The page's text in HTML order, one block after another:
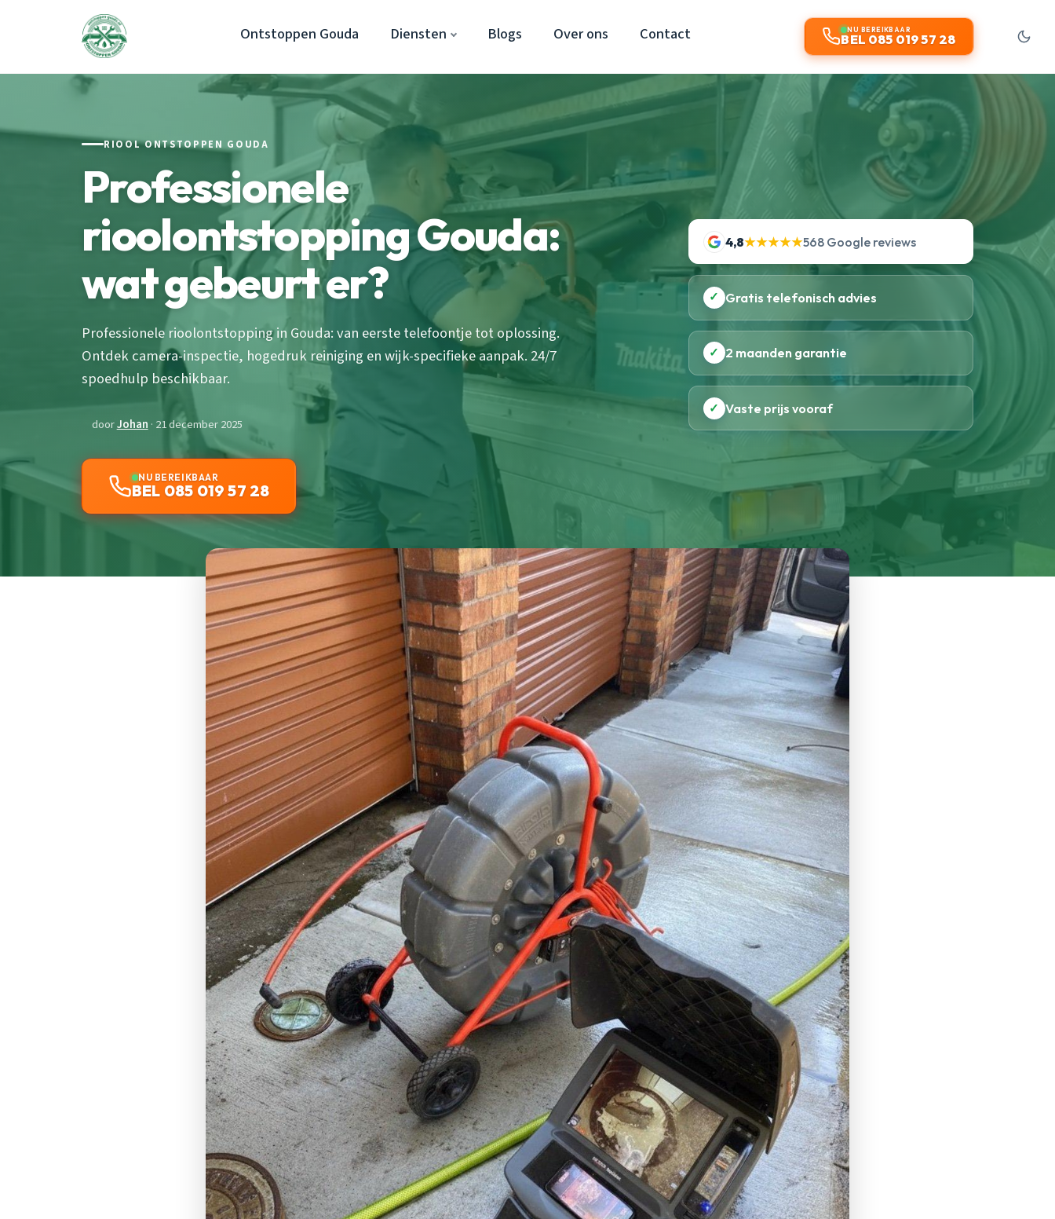
Ontstoppen Gouda Diensten Blogs Over ons Contact NU BEREIKBAAR
BEL 085 019 57 28
RIOOL ONTSTOPPEN GOUDA
Professionele
rioolontstopping Gouda:
wat gebeurt er?
Professionele rioolontstopping in Gouda: van eerste telefoontje tot oplossing.
Ontdek camera-inspectie, hogedruk reiniging en wijk-specifieke aanpak. 24/7
spoedhulp beschikbaar.
doorJohan · 21 december 2025
NU BEREIKBAAR
BEL 085 019 57 28
4,8★★★★★568 Google reviews
✓ Gratis telefonisch advies
✓ 2 maanden garantie
✓ Vaste prijs vooraf